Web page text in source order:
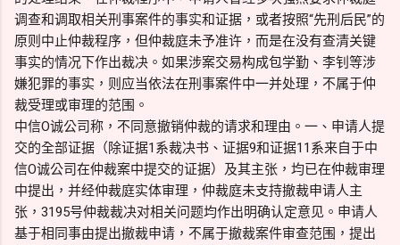
调查和调取相关刑事案件的事实和证据，或者按照“先刑后民”的
原则中止仲裁程序，但仲裁庭未予准许，而是在没有查清关键
事实的情况下作出裁决。如果涉案交易构成包学勤、李钊等涉
嫌犯罪的事实，则应当依法在刑事案件中一并处理，不属于仲
裁受理或审理的范围。
中信O诚公司称，不同意撤销仲裁的请求和理由。一、申请人提
交的全部证据（除证据1系裁决书、证据9和证据11系来自于中
信O诚公司在仲裁案中提交的证据）及其主张，均已在仲裁审理
中提出，并经仲裁庭实体审理，仲裁庭未支持撤裁申请人主
张，3195号仲裁裁决对相关问题均作出明确认定意见。申请人
基于相同事由提出撤裁申请，不属于撤裁案件审查范围，提出